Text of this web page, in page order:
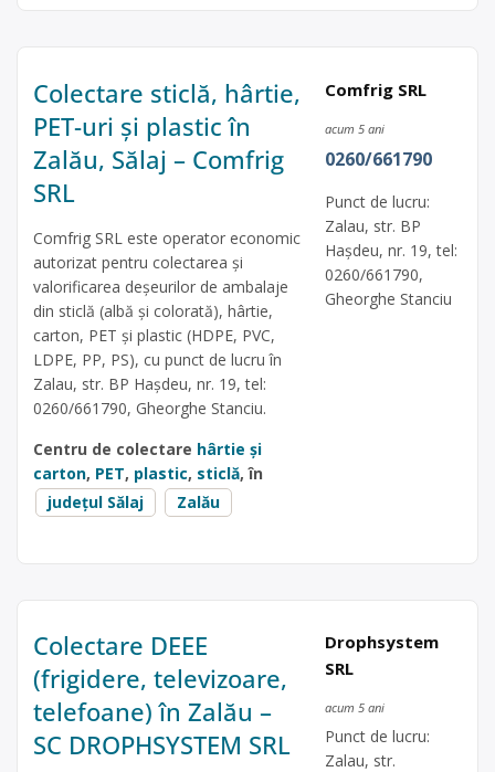
Colectare sticlă, hârtie,
PET-uri și plastic în
Zalău, Sălaj – Comfrig
SRL
Comfrig SRL este operator economic
autorizat pentru colectarea și
valorificarea deșeurilor de ambalaje
din sticlă (albă și colorată), hârtie,
carton, PET și plastic (HDPE, PVC,
LDPE, PP, PS), cu punct de lucru în
Zalau, str. BP Hașdeu, nr. 19, tel:
0260/661790, Gheorghe Stanciu.
Centru de colectare hârtie și
carton, PET, plastic, sticlă, în
județul Sălaj
Zalău
Comfrig SRL
acum 5 ani
0260/661790
Punct de lucru:
Zalau, str. BP
Hașdeu, nr. 19, tel:
0260/661790,
Gheorghe Stanciu
Colectare DEEE
(frigidere, televizoare,
telefoane) în Zalău –
SC DROPHSYSTEM SRL
Drophsystem
SRL
acum 5 ani
Punct de lucru:
Zalau, str.